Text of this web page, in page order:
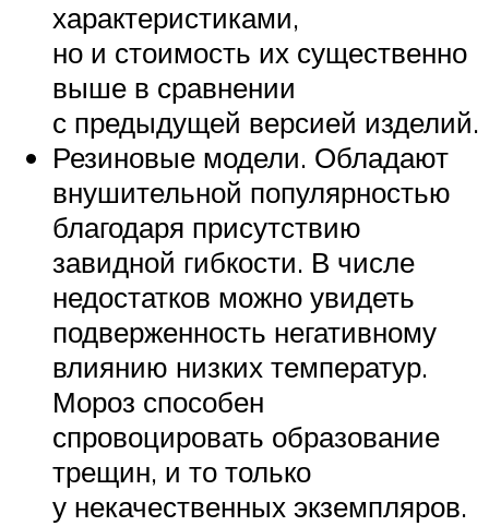
характеристиками,
но и стоимость их существенно
выше в сравнении
с предыдущей версией изделий.
Резиновые модели. Обладают
внушительной популярностью
благодаря присутствию
завидной гибкости. В числе
недостатков можно увидеть
подверженность негативному
влиянию низких температур.
Мороз способен
спровоцировать образование
трещин, и то только
у некачественных экземпляров.